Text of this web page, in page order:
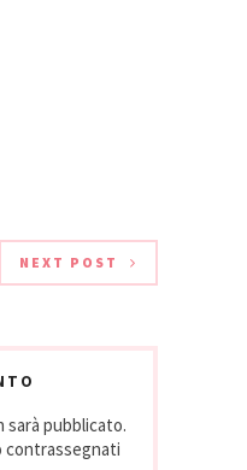
NEXT POST
sarà pubblicato.
contrassegnati